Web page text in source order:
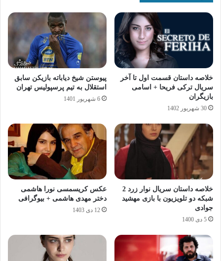
خلاصه داستان قسمت اول تا آخر
سریال ترکی فریحا + اسامی
بازیگران
30 شهریور 1402
پیوستن شیخ دیاباته بازیکن سابق
استقلال به تیم پرسپولیس تهران
6 شهریور 1401
خلاصه داستان سریال نوار زرد 2
شبکه دو تلویزیون با بازی مهشید
جوادی
5 دی 1400
عکس کریسمسی نورا هاشمی
دختر مهدی هاشمی + بیوگرافی
12 دی 1403